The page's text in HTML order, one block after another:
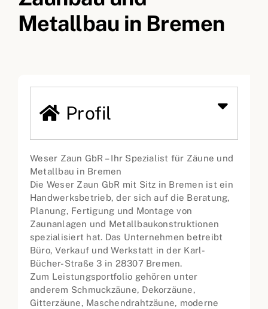
Handwerker Ratgeber
Metallbau in Bremen
Profil
Weser Zaun GbR – Ihr Spezialist für Zäune und
Metallbau in Bremen
Die Weser Zaun GbR mit Sitz in Bremen ist ein
Handwerksbetrieb, der sich auf die Beratung,
Planung, Fertigung und Montage von
Zaunanlagen und Metallbaukonstruktionen
spezialisiert hat. Das Unternehmen betreibt
Büro, Verkauf und Werkstatt in der Karl-
Bücher-Straße 3 in 28307 Bremen.
Zum Leistungsportfolio gehören unter
anderem Schmuckzäune, Dekorzäune,
Gitterzäune, Maschendrahtzäune, moderne